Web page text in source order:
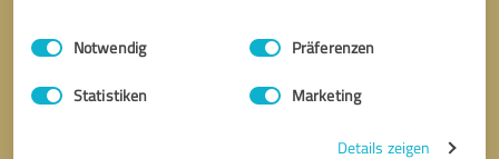
Impressum Datenschutzbestimmungen
Einwilligungsauswahl
Notwendig Präferenzen
Statistiken Marketing
Details zeigen